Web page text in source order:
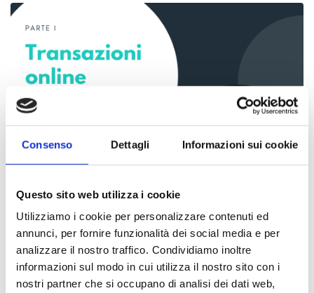
Consenso Dettagli Informazioni sui cookie
Questo sito web utilizza i cookie
Utilizziamo i cookie per personalizzare contenuti ed
annunci, per fornire funzionalità dei social media e per
analizzare il nostro traffico. Condividiamo inoltre
informazioni sul modo in cui utilizza il nostro sito con i
nostri partner che si occupano di analisi dei dati web,
LEGGI